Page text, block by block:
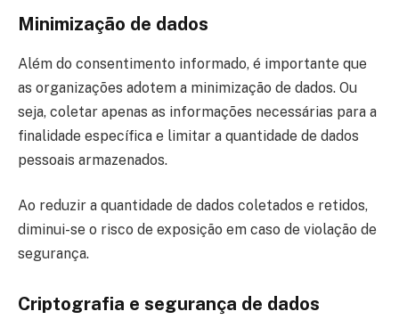
Minimização de dados
Além do consentimento informado, é importante que
as organizações adotem a minimização de dados. Ou
seja, coletar apenas as informações necessárias para a
finalidade específica e limitar a quantidade de dados
pessoais armazenados.
Ao reduzir a quantidade de dados coletados e retidos,
diminui-se o risco de exposição em caso de violação de
segurança.
Criptografia e segurança de dados